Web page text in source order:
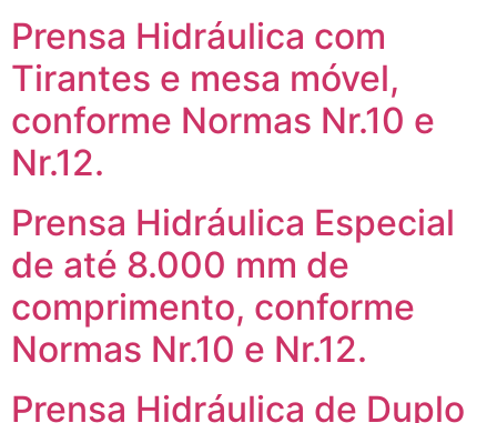
Prensa Hidráulica com
Tirantes e mesa móvel,
conforme Normas Nr.10 e
Nr.12.
Prensa Hidráulica Especial
de até 8.000 mm de
comprimento, conforme
Normas Nr.10 e Nr.12.
Prensa Hidráulica de Duplo